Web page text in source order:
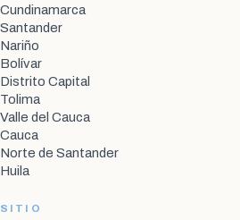
Cundinamarca
Santander
Nariño
Bolívar
Distrito Capital
Tolima
Valle del Cauca
Cauca
Norte de Santander
Huila
SITIO